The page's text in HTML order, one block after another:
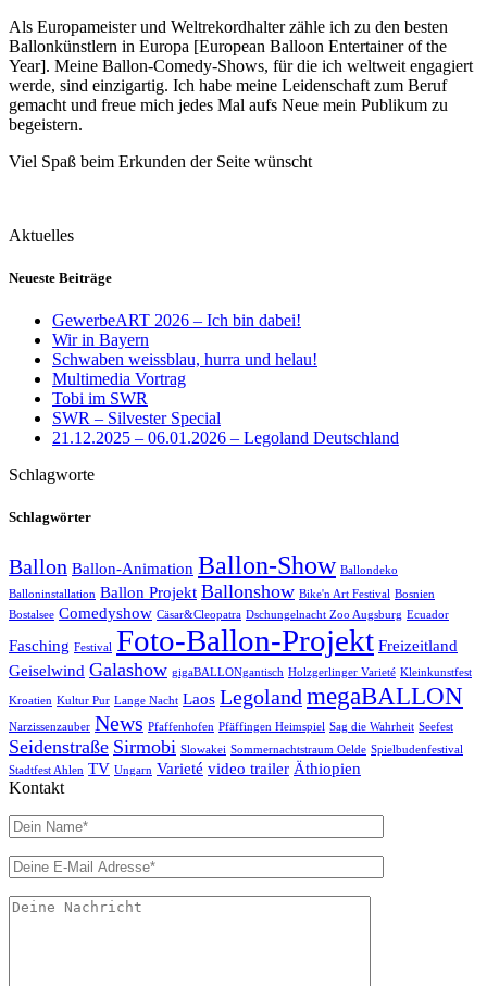
Als Europameister und Weltrekordhalter zähle ich zu den besten
Ballonkünstlern in Europa [European Balloon Entertainer of the
Year]. Meine Ballon-Comedy-Shows, für die ich weltweit engagiert
werde, sind einzigartig. Ich habe meine Leidenschaft zum Beruf
gemacht und freue mich jedes Mal aufs Neue mein Publikum zu
begeistern.
Viel Spaß beim Erkunden der Seite wünscht
Aktuelles
Neueste Beiträge
GewerbeART 2026 – Ich bin dabei!
Wir in Bayern
Schwaben weissblau, hurra und helau!
Multimedia Vortrag
Tobi im SWR
SWR – Silvester Special
21.12.2025 – 06.01.2026 – Legoland Deutschland
Schlagworte
Schlagwörter
Ballon Ballon-Animation Ballon-Show Ballondeko
Balloninstallation Ballon Projekt Ballonshow Bike'n Art Festival Bosnien
Bostalsee Comedyshow Cäsar&Cleopatra Dschungelnacht Zoo Augsburg Ecuador
Fasching Festival Foto-Ballon-Projekt Freizeitland
Geiselwind Galashow gigaBALLONgantisch Holzgerlinger Varieté Kleinkunstfest
Kroatien Kultur Pur Lange Nacht Laos Legoland megaBALLON
Narzissenzauber News Pfaffenhofen Pfäffingen Heimspiel Sag die Wahrheit Seefest
Seidenstraße Sirmobi Slowakei Sommernachtstraum Oelde Spielbudenfestival
Stadtfest Ahlen TV Ungarn Varieté video trailer Äthiopien
Kontakt